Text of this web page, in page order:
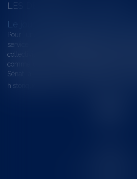
LES DERNIÈRES ACTUALITÉS
Le joug léger des monuments
Pour une gestion patrimoniale des
service du développement
collectivités Le monument historique
comme une charge. Le rapport que la
Sénat a consacré, en juillet 2026, à la
historiques invite à y voir aussi une